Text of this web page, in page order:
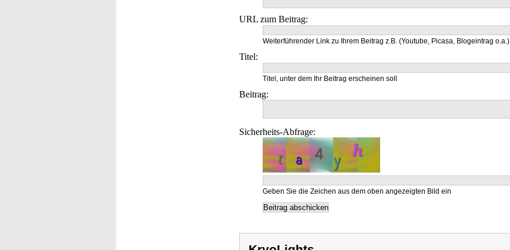
URL zum Beitrag:
Weiterführender Link zu Ihrem Beitrag z.B. (Youtube, Picasa, Blogeintrag o.a.)
Titel:
Titel, unter dem Ihr Beitrag erscheinen soll
Beitrag:
Sicherheits-Abfrage:
Geben Sie die Zeichen aus dem oben angezeigten Bild ein